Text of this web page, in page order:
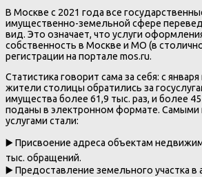
В Москве с 2021 года все
имущественно-земельной сфере
вид. Это означает, что услуги
собственность в Москве и МО (в
регистрации на портале mos.ru.
Статистика говорит сама за себя: с
жители столицы обратились за
имущества более 61,9 тыс. раз, и более
поданы в электронном формате. Самыми
услугами стали:
▶️ Присвоение адреса объектам
тыс. обращений.
▶️ Предоставление земельного участка в